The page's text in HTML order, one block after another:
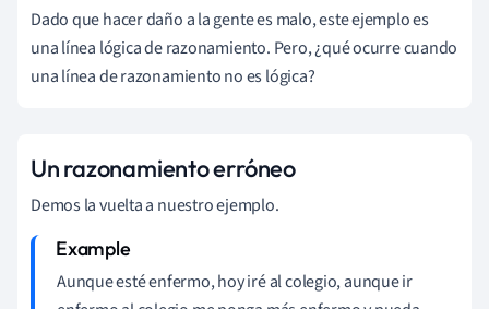
Dado que hacer daño a la gente es malo, este ejemplo es
una línea lógica de razonamiento. Pero, ¿qué ocurre cuando
una línea de razonamiento no es lógica?
Un razonamiento erróneo
Demos la vuelta a nuestro ejemplo.
Aunque esté enfermo, hoy iré al colegio, aunque ir